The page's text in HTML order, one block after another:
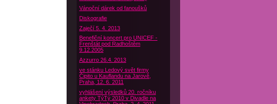
Vánoční dárek od fanoušků
Diskografie
Zaječí 5. 4. 2013
Benefiční koncert pro UNICEF -
Frenštát pod Radhoštěm
9.12.2005
Azzurro 26.4. 2013
ve stánku Ledový svět firmy
Čipito u Kauflandu na Jarově,
Praha, 12. 6. 2011
vyhlášení výsledků 20. ročníku
ankety TýTý 2010 v Divadle na